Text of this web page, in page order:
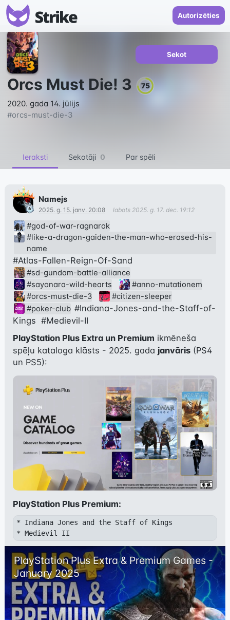
Autorizēties
Orcs Must Die! 3 75
2020. gada 14. jūlijs
#orcs-must-die-3
Sekot
Ieraksti Sekotāji 0 Par spēli
Namejs
2025. g. 15. janv. 20:08 labots 2025. g. 17. dec. 19:12
#god-of-war-ragnarok
#like-a-dragon-gaiden-the-man-who-erased-his-
name
#Atlas-Fallen-Reign-Of-Sand
#sd-gundam-battle-alliance
#sayonara-wild-hearts
#anno-mutationem
#orcs-must-die-3
#citizen-sleeper
#poker-club #Indiana-Jones-and-the-Staff-of-
Kings #Medievil-II
PlayStation Plus Extra un Premium ikmēneša
spēļu kataloga klāsts - 2025. gada janvāris (PS4
un PS5):
PlayStation Plus Premium:
* Indiana Jones and the Staff of Kings
PlayStation Plus Extra & Premium Games -
January 2025